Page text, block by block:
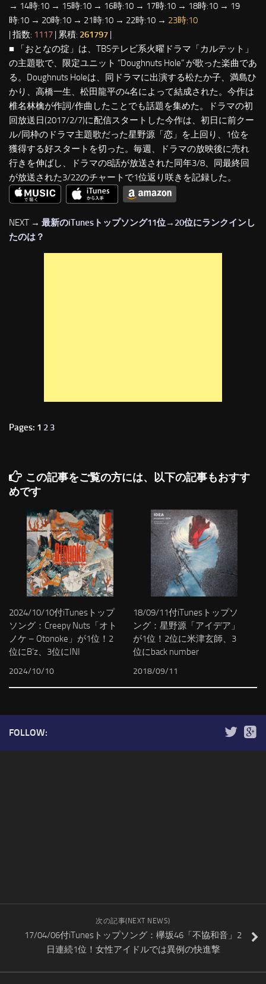
→ 14時:10 → 15時:10 → 16時:10 → 17時:10 → 18時:10 → 19
時:10 → 20時:10 → 21時:10 → 22時:10 → 23時:10
| 指数: 1117 | 累積: 261797 |
■ 「おとなの掟」は、TBSテレビ系火曜ドラマ「カルテット」
の主題歌で、限定ユニット “Doughnuts Hole” が歌った楽曲であ
る。Doughnuts Holeは、同ドラマに出演する松たか子、満島ひ
かり、高橋一生、松田龍平の4名によって結成された。今作は
椎名林檎が作詞/作曲したことでも話題を集めた。ドラマの初
回放送日(2017/2/7)に配信スタートした今作は、初日に前クー
ル/同枠のドラマ主題歌だった星野源「恋」を上回り、1位を
獲得する好スタートを切った。毎週、ドラマの放映後に売れ
行きを伸ばし、ドラマの8話が放送された同年3/8、同最終回
が放送された3/22のチャートで1位返り咲きを記録した。
NEXT → 最新のiTunesトップソング11位→20位にランクインし
たのは？
Pages: 1 2 3
この記事をご覧の方には、以下の記事もおすす
めです
2024/10/10付iTunesトップ
ソング：Creepy Nuts「オト
ノケ – Otonoke」が1位！2
位にB’z、3位にINI
2024/10/10
18/09/11付iTunesトップソ
ング：星野源「アイデア」
が1位！2位に米津玄師、3
位にback number
2018/09/11
FOLLOW:
次の記事(NEXT NEWS)
17/04/06付iTunesトップソング：欅坂46「不協和音」2
日連続1位！女性アイドルでは異例の快進撃